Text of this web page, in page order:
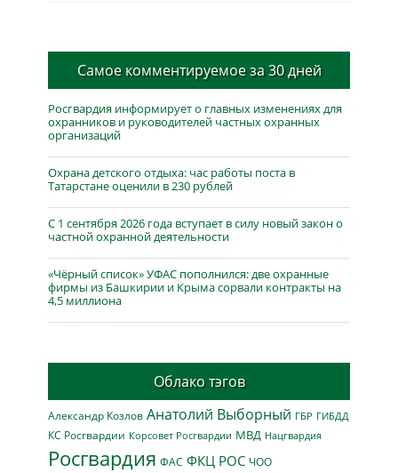
Самое комментируемое за 30 дней
Росгвардия информирует о главных изменениях для
охранников и руководителей частных охранных
организаций
Охрана детского отдыха: час работы поста в
Татарстане оценили в 230 рублей
С 1 сентября 2026 года вступает в силу новый закон о
частной охранной деятельности
«Чёрный список» УФАС пополнился: две охранные
фирмы из Башкирии и Крыма сорвали контракты на
4,5 миллиона
Облако тэгов
Александр Козлов Анатолий Выборный ГБР ГИБДД
КС Росгвардии Корсовет Росгвардии МВД Нацгвардия
Росгвардия ФАС ФКЦ РОС ЧОО